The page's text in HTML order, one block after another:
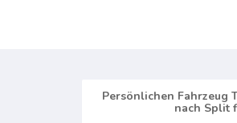
Persönlichen Fahrzeug
nach Split